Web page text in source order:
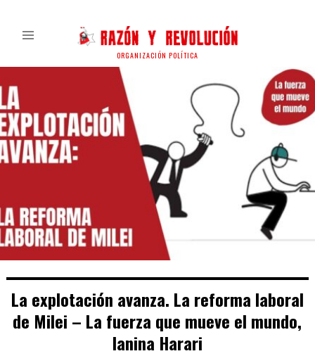
ORGANIZACIÓN POLÍTICA
La explotación avanza. La reforma laboral
de Milei – La fuerza que mueve el mundo,
Ianina Harari